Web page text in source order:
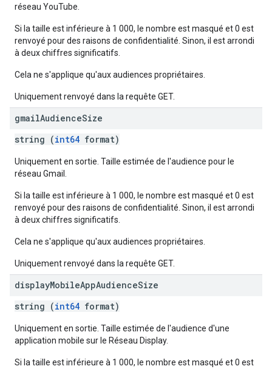
réseau YouTube.
Si la taille est inférieure à 1 000, le nombre est masqué et 0 est
renvoyé pour des raisons de confidentialité. Sinon, il est arrondi
à deux chiffres significatifs.
Cela ne s'applique qu'aux audiences propriétaires.
Uniquement renvoyé dans la requête GET.
gmailAudienceSize
string (int64 format)
Uniquement en sortie. Taille estimée de l'audience pour le
réseau Gmail.
Si la taille est inférieure à 1 000, le nombre est masqué et 0 est
renvoyé pour des raisons de confidentialité. Sinon, il est arrondi
à deux chiffres significatifs.
Cela ne s'applique qu'aux audiences propriétaires.
Uniquement renvoyé dans la requête GET.
displayMobileAppAudienceSize
string (int64 format)
Uniquement en sortie. Taille estimée de l'audience d'une
application mobile sur le Réseau Display.
Si la taille est inférieure à 1 000, le nombre est masqué et 0 est